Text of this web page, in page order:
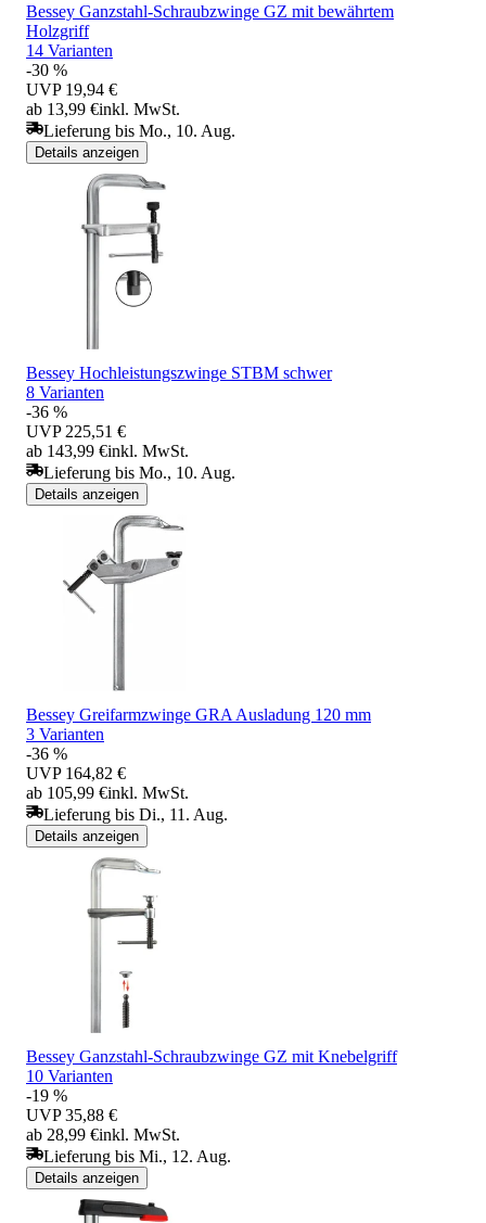
Bessey Ganzstahl-Schraubzwinge GZ mit bewährtem
Holzgriff
14 Varianten
-30 %
UVP 19,94 €
ab 13,99 €inkl. MwSt.
Lieferung bis Mo., 10. Aug.
Details anzeigen
Bessey Hochleistungszwinge STBM schwer
8 Varianten
-36 %
UVP 225,51 €
ab 143,99 €inkl. MwSt.
Lieferung bis Mo., 10. Aug.
Details anzeigen
Bessey Greifarmzwinge GRA Ausladung 120 mm
3 Varianten
-36 %
UVP 164,82 €
ab 105,99 €inkl. MwSt.
Lieferung bis Di., 11. Aug.
Details anzeigen
Bessey Ganzstahl-Schraubzwinge GZ mit Knebelgriff
10 Varianten
-19 %
UVP 35,88 €
ab 28,99 €inkl. MwSt.
Lieferung bis Mi., 12. Aug.
Details anzeigen